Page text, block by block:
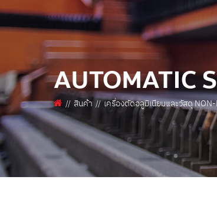
AUTOMATIC
สินค้า เครื่องตัดอลูมิเนียมและวัสดุ NON-